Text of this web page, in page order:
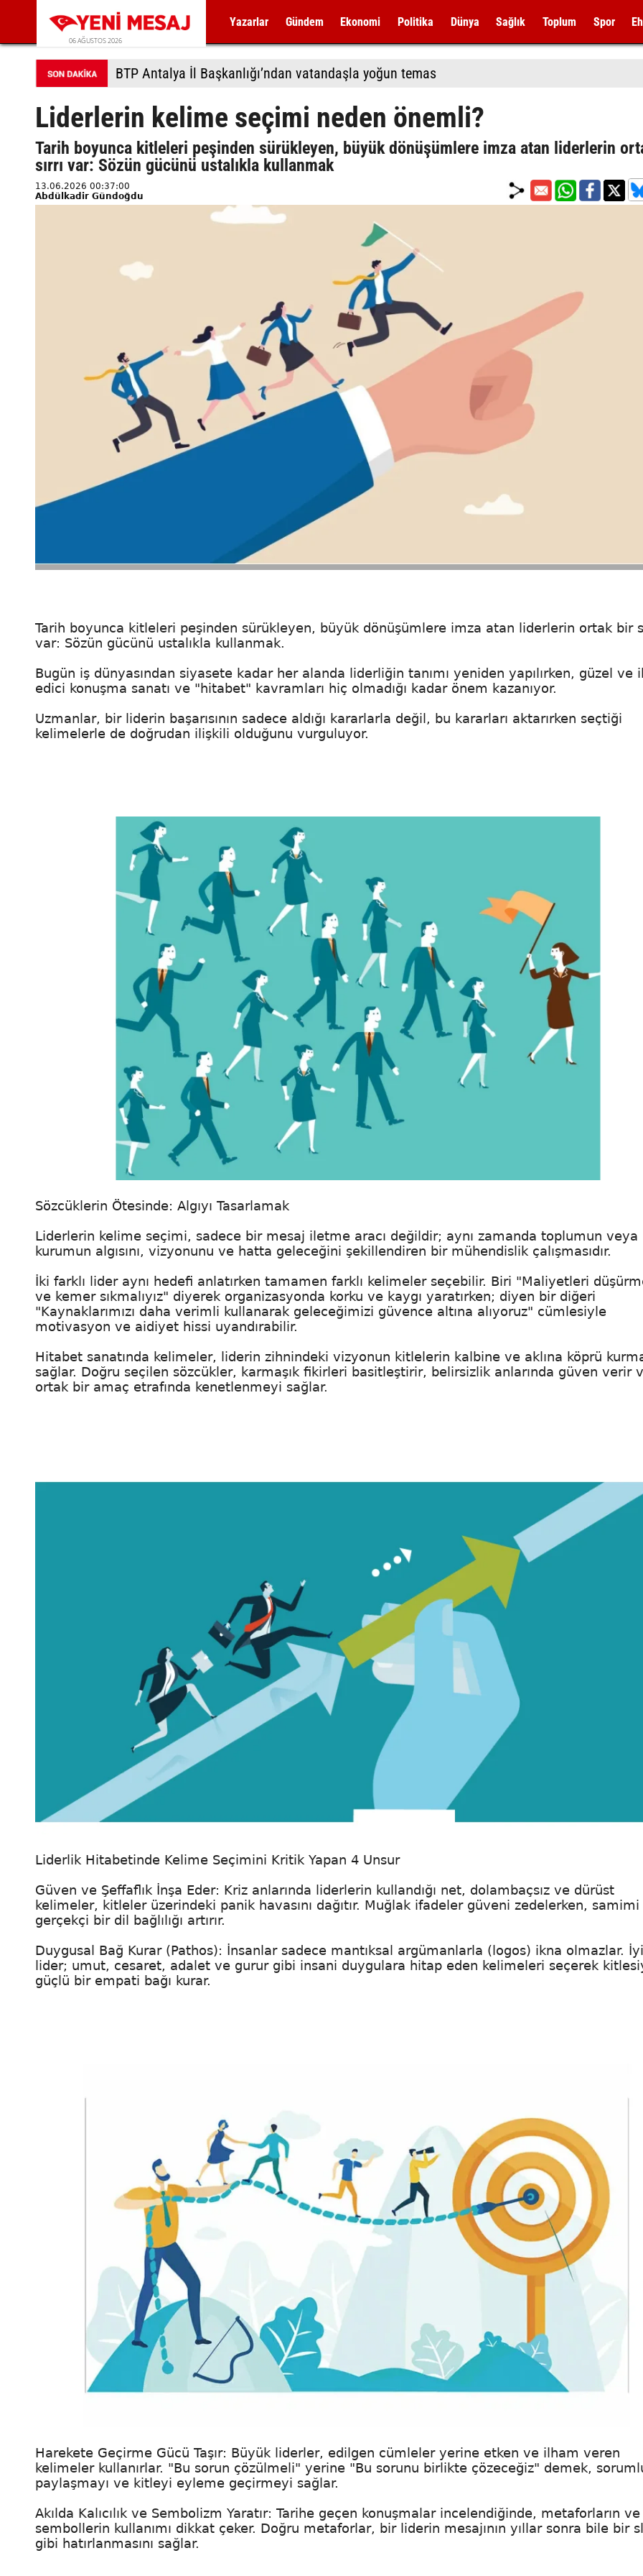
06 AĞUSTOS 2026
Yazarlar Gündem Ekonomi Politika Dünya Sağlık Toplum Spor
BTP Antalya İl Başkanlığı’ndan vatandaşla yoğun temas
Liderlerin kelime seçimi neden önemli?
Tarih boyunca kitleleri peşinden sürükleyen, büyük dönüşümlere imza atan liderlerin
sırrı var: Sözün gücünü ustalıkla kullanmak
13.06.2026 00:37:00
Abdülkadir Gündoğdu
Tarih boyunca kitleleri peşinden sürükleyen, büyük dönüşümlere imza atan liderlerin ortak bir
var: Sözün gücünü ustalıkla kullanmak.
Bugün iş dünyasından siyasete kadar her alanda liderliğin tanımı yeniden yapılırken, güzel ve
edici konuşma sanatı ve "hitabet" kavramları hiç olmadığı kadar önem kazanıyor.
Uzmanlar, bir liderin başarısının sadece aldığı kararlarla değil, bu kararları aktarırken seçtiği
kelimelerle de doğrudan ilişkili olduğunu vurguluyor.
Sözcüklerin Ötesinde: Algıyı Tasarlamak
Liderlerin kelime seçimi, sadece bir mesaj iletme aracı değildir; aynı zamanda toplumun veya
kurumun algısını, vizyonunu ve hatta geleceğini şekillendiren bir mühendislik çalışmasıdır.
İki farklı lider aynı hedefi anlatırken tamamen farklı kelimeler seçebilir. Biri "Maliyetleri
ve kemer sıkmalıyız" diyerek organizasyonda korku ve kaygı yaratırken; diyen bir diğeri
"Kaynaklarımızı daha verimli kullanarak geleceğimizi güvence altına alıyoruz" cümlesiyle
motivasyon ve aidiyet hissi uyandırabilir.
Hitabet sanatında kelimeler, liderin zihnindeki vizyonun kitlelerin kalbine ve aklına köprü
sağlar. Doğru seçilen sözcükler, karmaşık fikirleri basitleştirir, belirsizlik anlarında güven verir
ortak bir amaç etrafında kenetlenmeyi sağlar.
Liderlik Hitabetinde Kelime Seçimini Kritik Yapan 4 Unsur
Güven ve Şeffaflık İnşa Eder: Kriz anlarında liderlerin kullandığı net, dolambaçsız ve dürüst
kelimeler, kitleler üzerindeki panik havasını dağıtır. Muğlak ifadeler güveni zedelerken,
gerçekçi bir dil bağlılığı artırır.
Duygusal Bağ Kurar (Pathos): İnsanlar sadece mantıksal argümanlarla (logos) ikna olmazlar.
lider; umut, cesaret, adalet ve gurur gibi insani duygulara hitap eden kelimeleri seçerek
güçlü bir empati bağı kurar.
Harekete Geçirme Gücü Taşır: Büyük liderler, edilgen cümleler yerine etken ve ilham veren
kelimeler kullanırlar. "Bu sorun çözülmeli" yerine "Bu sorunu birlikte çözeceğiz" demek,
paylaşmayı ve kitleyi eyleme geçirmeyi sağlar.
Akılda Kalıcılık ve Sembolizm Yaratır: Tarihe geçen konuşmalar incelendiğinde, metaforların
sembollerin kullanımı dikkat çeker. Doğru metaforlar, bir liderin mesajının yıllar sonra bile bir
gibi hatırlanmasını sağlar.